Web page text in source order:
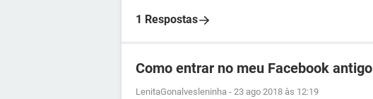
1 Respostas
Como entrar no meu Facebook antigo
LenitaGonalvesleninha - 23 ago 2018 às 12:19